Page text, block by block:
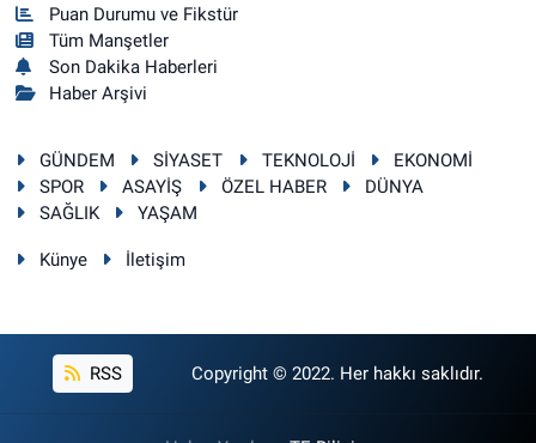
Puan Durumu ve Fikstür
Tüm Manşetler
Son Dakika Haberleri
Haber Arşivi
GÜNDEM SİYASET TEKNOLOJİ
EKONOMİ
SPOR
ASAYİŞ ÖZEL HABER
DÜNYA
SAĞLIK
YAŞAM
Künye İletişim
RSS Copyright © 2022. Her hakkı saklıdır.